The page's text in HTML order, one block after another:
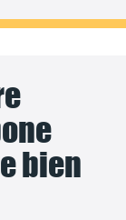
bien